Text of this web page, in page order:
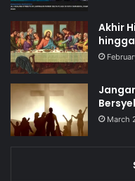
Akhir
March